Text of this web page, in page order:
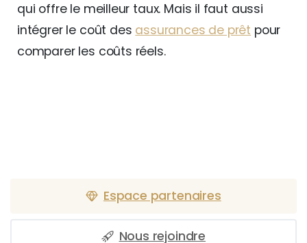
qui offre le meilleur taux. Mais il faut aussi
intégrer le coût des assurances de prêt pour
comparer les coûts réels.
Espace partenaires
Nous rejoindre